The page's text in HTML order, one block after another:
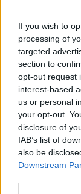
If you wish to
processing of
targeted
section to
opt-out request
interest-based
us or personal
your opt-out.
disclosure of
IAB’s list of
also be
Downstream
A hatósági
távolságtartást
eddiginél is
Az utasok és a
intézkedések
hogy az
KEDVES